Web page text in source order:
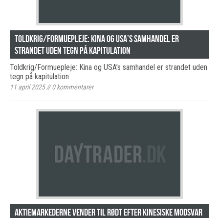
Toldkrig/Formuepleje: Kina og USA’s samhandel er
strandet uden tegn på kapitulation
Toldkrig/Formuepleje: Kina og USA’s samhandel er strandet uden
tegn på kapitulation
11 april 2025//0kommentarer
Aktiemarkederne vender til rødt efter kinesiske modsvar